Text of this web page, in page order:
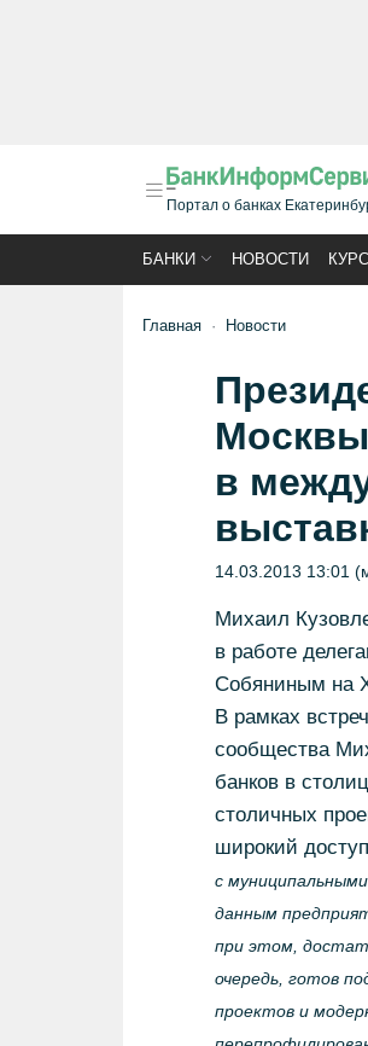
Портал о банках
БАНКИ НОВОСТИ
Главная Новости
в
14.03.2013 13:01
Михаил
в работе
Собяниным на
В рамках
сообщества
банков в
столичных
широкий
с
данным
при этом,
очередь, готов
проектов и